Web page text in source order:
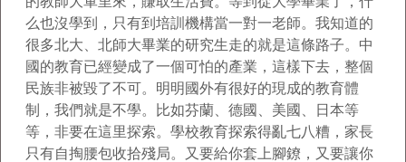
么也沒學到，只有到培訓機構當一對一老師。我知道的
很多北大、北師大畢業的研究生走的就是這條路子。中
國的教育已經變成了一個可怕的產業，這樣下去，整個
民族非被毀了不可。明明國外有很好的現成的教育體
制，我們就是不學。比如芬蘭、德國、美國、日本等
等，非要在這里探索。學校教育探索得亂七八糟，家長
只有自掏腰包收拾殘局。又要給你套上腳鐐，又要讓你